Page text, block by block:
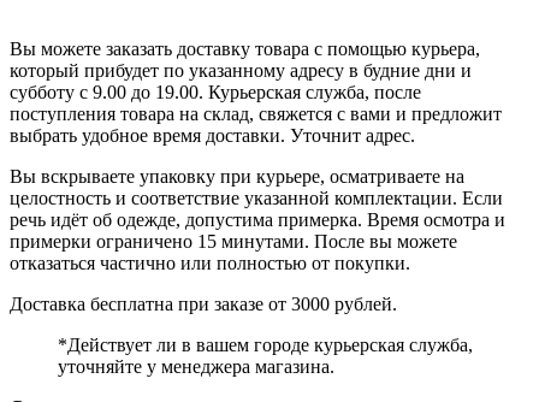
Вы можете заказать доставку товара с помощью курьера,
который прибудет по указанному адресу в будние дни и
субботу с 9.00 до 19.00. Курьерская служба, после
поступления товара на склад, свяжется с вами и предложит
выбрать удобное время доставки. Уточнит адрес.
Вы вскрываете упаковку при курьере, осматриваете на
целостность и соответствие указанной комплектации. Если
речь идёт об одежде, допустима примерка. Время осмотра и
примерки ограничено 15 минутами. После вы можете
отказаться частично или полностью от покупки.
Доставка бесплатна при заказе от 3000 рублей.
*Действует ли в вашем городе курьерская служба,
уточняйте у менеджера магазина.